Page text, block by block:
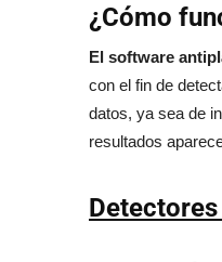
¿Cómo
El software
con el fin de
datos, ya sea de
resultados